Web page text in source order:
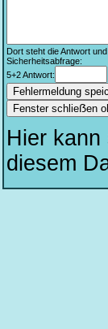
Dort steht die Antwort
Sicherheitsabfrage:
5+2 Antwort:
Fenster schlieẞen
Hier
diesem